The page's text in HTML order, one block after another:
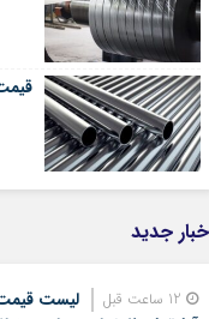
قیمت
جدید
لیست